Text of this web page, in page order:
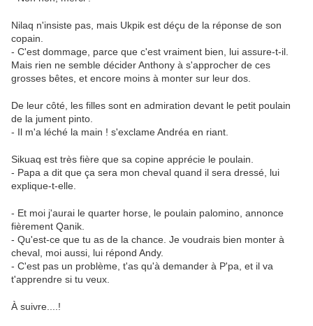
Nilaq n'insiste pas, mais Ukpik est déçu de la réponse de son
copain.
- C'est dommage, parce que c'est vraiment bien, lui assure-t-il.
Mais rien ne semble décider Anthony à s'approcher de ces
grosses bêtes, et encore moins à monter sur leur dos.
De leur côté, les filles sont en admiration devant le petit poulain
de la jument pinto.
- Il m'a léché la main ! s'exclame Andréa en riant.
Sikuaq est très fière que sa copine apprécie le poulain.
- Papa a dit que ça sera mon cheval quand il sera dressé, lui
explique-t-elle.
- Et moi j'aurai le quarter horse, le poulain palomino, annonce
fièrement Qanik.
- Qu'est-ce que tu as de la chance. Je voudrais bien monter à
cheval, moi aussi, lui répond Andy.
- C'est pas un problème, t'as qu'à demander à P'pa, et il va
t'apprendre si tu veux.
À suivre....!